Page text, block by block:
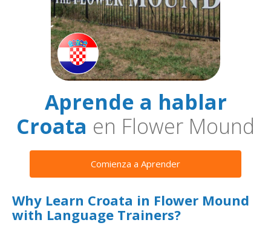
Aprende a hablar
Croata en Flower Mound
Comienza a Aprender
Why Learn Croata in Flower Mound
with Language Trainers?